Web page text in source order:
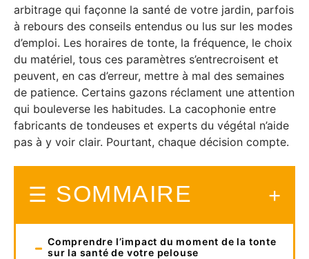
arbitrage qui façonne la santé de votre jardin, parfois
à rebours des conseils entendus ou lus sur les modes
d’emploi. Les horaires de tonte, la fréquence, le choix
du matériel, tous ces paramètres s’entrecroisent et
peuvent, en cas d’erreur, mettre à mal des semaines
de patience. Certains gazons réclament une attention
qui bouleverse les habitudes. La cacophonie entre
fabricants de tondeuses et experts du végétal n’aide
pas à y voir clair. Pourtant, chaque décision compte.
SOMMAIRE
Comprendre l’impact du moment de la tonte
sur la santé de votre pelouse